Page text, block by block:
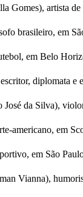
Gomes), artista
brasileiro, em
em Belo
diplomata e
José da Silva),
americano, em
em São
Vianna),